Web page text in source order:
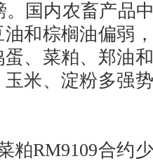
。国内农畜产品
和棕榈油偏弱
、菜粕、郑油
米、淀粉多强
RM9109合约